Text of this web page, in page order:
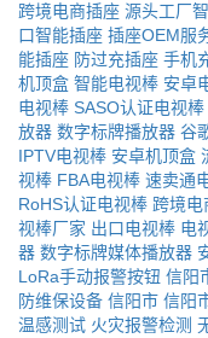
跨境电商插座 源头工厂
口智能插座 插座OEM服
能插座 防过充插座 手机
机顶盒 智能电视棒 安卓
电视棒 SASO认证电视棒
放器 数字标牌播放器 谷
IPTV电视棒 安卓机顶盒
视棒 FBA电视棒 速卖通
RoHS认证电视棒 跨境电
视棒厂家 出口电视棒 电
器 数字标牌媒体播放器
LoRa手动报警按钮 信阳
防维保设备 信阳市 信阳
温感测试 火灾报警检测